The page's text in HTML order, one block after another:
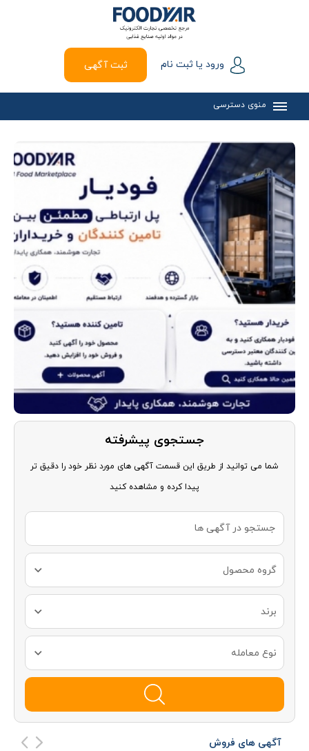
ورود یا ثبت نام ثبت آگهی
منوی دسترسی
جستجوی پیشرفته
شما می توانید از طریق این قسمت آگهی های مورد نظر خود را دقیق تر
پیدا کرده و مشاهده کنید
گروه محصول
برند
نوع معامله
آگهی های فروش